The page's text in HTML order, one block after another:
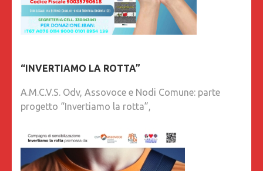
“INVERTIAMO LA ROTTA”
A.M.C.V.S. Odv, Assovoce e Nodi Comune: parte
progetto “Invertiamo la rotta”,